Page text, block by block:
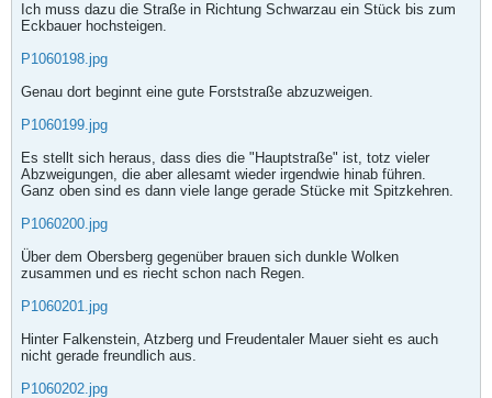
Ich muss dazu die Straße in Richtung Schwarzau ein Stück bis zum
Eckbauer hochsteigen.
P1060198.jpg
Genau dort beginnt eine gute Forststraße abzuzweigen.
P1060199.jpg
Es stellt sich heraus, dass dies die "Hauptstraße" ist, totz vieler
Abzweigungen, die aber allesamt wieder irgendwie hinab führen.
Ganz oben sind es dann viele lange gerade Stücke mit Spitzkehren.
P1060200.jpg
Über dem Obersberg gegenüber brauen sich dunkle Wolken
zusammen und es riecht schon nach Regen.
P1060201.jpg
Hinter Falkenstein, Atzberg und Freudentaler Mauer sieht es auch
nicht gerade freundlich aus.
P1060202.jpg